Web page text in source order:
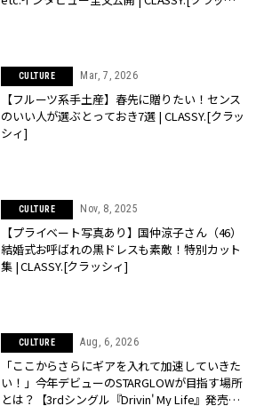
CULTURE Mar, 7, 2026
【フルーツ系手土産】春先に贈りたい！センス
のいい人が選ぶとっておき7選 | CLASSY.[クラッ
シィ]
CULTURE Nov, 8, 2025
【プライベート写真あり】国仲涼子さん（46）
結婚式お呼ばれの黒ドレスも素敵！特別カット
集 | CLASSY.[クラッシィ]
CULTURE Aug, 6, 2026
「ここからさらにギアを入れて加速していきた
い！」今年デビューのSTARGLOWが目指す場所
とは？【3rdシングル『Drivin' My Life』発売】 |